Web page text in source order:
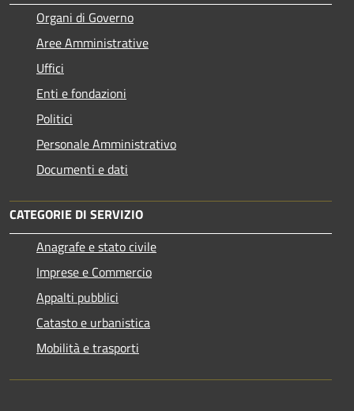
Organi di Governo
Aree Amministrative
Uffici
Enti e fondazioni
Politici
Personale Amministrativo
Documenti e dati
CATEGORIE DI SERVIZIO
Anagrafe e stato civile
Imprese e Commercio
Appalti pubblici
Catasto e urbanistica
Mobilità e trasporti